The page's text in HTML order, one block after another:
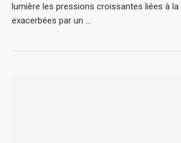
lumière les pressions croissantes liées à la
exacerbées par un …